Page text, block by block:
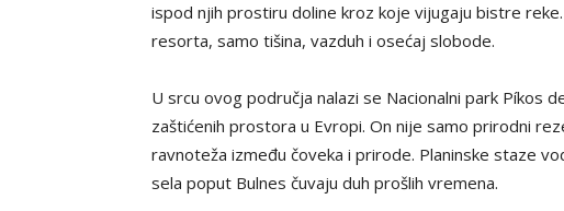
ispod njih prostiru doline kroz koje vijugaju bistre
resorta, samo tišina, vazduh i osećaj slobode.
U srcu ovog područja nalazi se Nacionalni park Píkos
zaštićenih prostora u Evropi. On nije samo prirodni
ravnoteža između čoveka i prirode. Planinske staze
sela poput Bulnes čuvaju duh prošlih vremena.